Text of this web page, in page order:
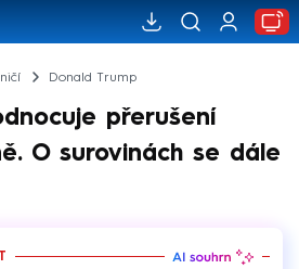
Donald Trump
přerušení
O surovinách se dále